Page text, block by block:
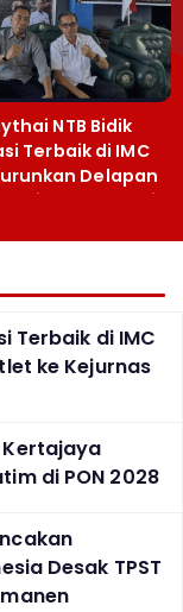
NTB Bidik
Terbaik di IMC
Delapan
Kejurnas Bekasi
Terbaik di IMC
ke Kejurnas
Kertajaya
di PON 2028
Desak TPST